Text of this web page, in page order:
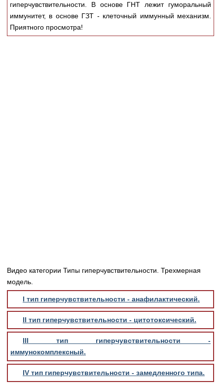
Нормативы экстренной и неотложной помощи
Нормы лабораторных и инструментальных
гиперчувствительности. В основе ГНТ лежит гуморальный
иммунитет, в основе ГЗТ - клеточный иммунный механизм.
Приятного просмотра!
Видео категории Типы гиперчувствительности. Трехмерная
модель.
I тип гиперчувствительности - анафилактический.
II тип гиперчувствительности - цитотоксический.
III тип гиперчувствительности -
иммунокомплексный.
IV тип гиперчувствительности - замедленного типа.